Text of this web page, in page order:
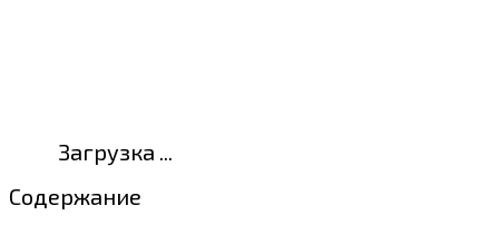
Загрузка ...
Содержание